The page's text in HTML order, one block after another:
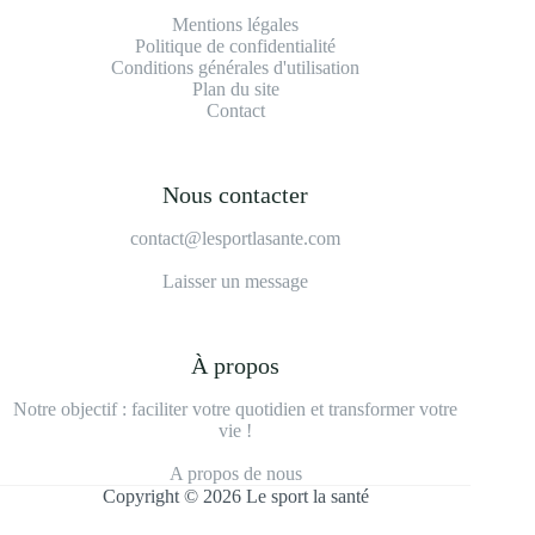
Mentions légales
Politique de confidentialité
Conditions générales d'utilisation
Plan du site
Contact
Nous contacter
contact@lesportlasante.com
Laisser un message
À propos
Notre objectif : faciliter votre quotidien et transformer votre
vie !
A propos de nous
Copyright © 2026 Le sport la santé